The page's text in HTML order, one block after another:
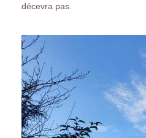
décevra pas.